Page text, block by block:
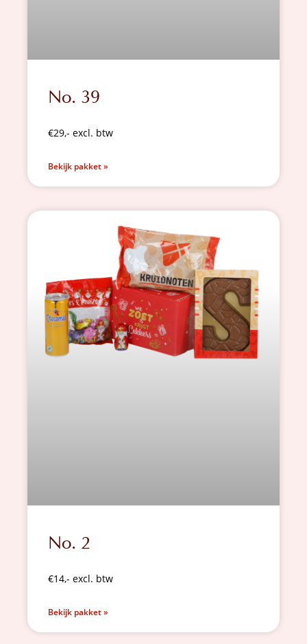
No. 39
€29,- excl. btw
Bekijk pakket »
No. 2
€14,- excl. btw
Bekijk pakket »